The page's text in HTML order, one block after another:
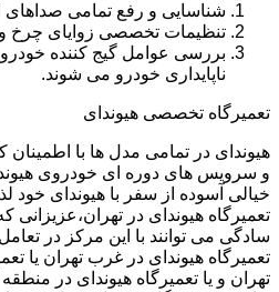
شناسایی و رفع تمامی
تنظیمات تخصصی زوایای چرخ
بررسی عوامل گیج کننده
ناپایداری خودرو می شوند.
تعمیرگاه تخصصی هیوندای
هیوندای در تمامی مدل ها با اطمینان
و سرویس های دوره ای خودروی
خیالی آسوده از سفر با هیوندای خود
تعمیرگاه هیوندای در
سادگی می توانند با این مرکز در